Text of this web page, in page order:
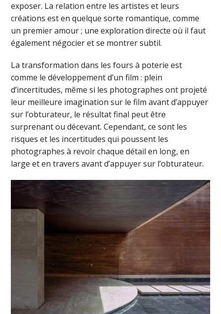
exposer. La relation entre les artistes et leurs
créations est en quelque sorte romantique, comme
un premier amour ; une exploration directe où il faut
également négocier et se montrer subtil.
La transformation dans les fours à poterie est
comme le développement d’un film : plein
d’incertitudes, même si les photographes ont projeté
leur meilleure imagination sur le film avant d’appuyer
sur l’obturateur, le résultat final peut être
surprenant ou décevant. Cependant, ce sont les
risques et les incertitudes qui poussent les
photographes à revoir chaque détail en long, en
large et en travers avant d’appuyer sur l’obturateur.